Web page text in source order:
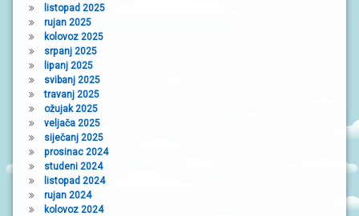
listopad 2025
rujan 2025
kolovoz 2025
srpanj 2025
lipanj 2025
svibanj 2025
travanj 2025
ožujak 2025
veljača 2025
siječanj 2025
prosinac 2024
studeni 2024
listopad 2024
rujan 2024
kolovoz 2024